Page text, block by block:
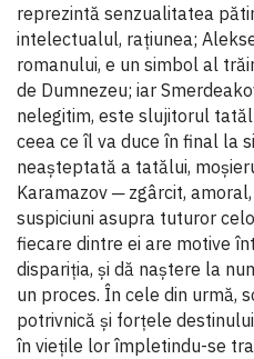
reprezintă senzualitatea
intelectualul, raţiunea;
romanului, e un simbol al
de Dumnezeu; iar
nelegitim, este slujitorul
ceea ce îl va duce în final la
neaşteptată a tatălui,
Karamazov ─ zgârcit,
suspiciuni asupra tuturor
fiecare dintre ei are motive
dispariţia, şi dă naştere la
un proces. În cele din urmă,
potrivnică şi forţele
în vieţile lor împletindu-se